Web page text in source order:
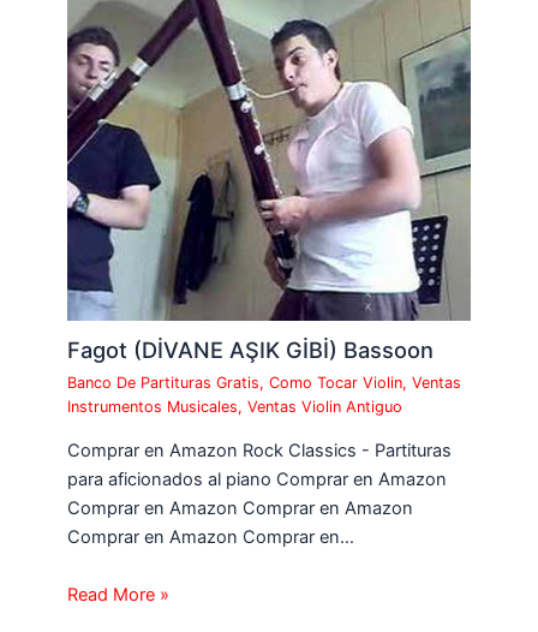
Fagot (DİVANE AŞIK GİBİ) Bassoon
Banco De Partituras Gratis,Como Tocar Violin,Ventas
Instrumentos Musicales,Ventas Violin Antiguo
Comprar en Amazon Rock Classics - Partituras
para aficionados al piano Comprar en Amazon
Comprar en Amazon Comprar en Amazon
Comprar en Amazon Comprar en…
Read More »